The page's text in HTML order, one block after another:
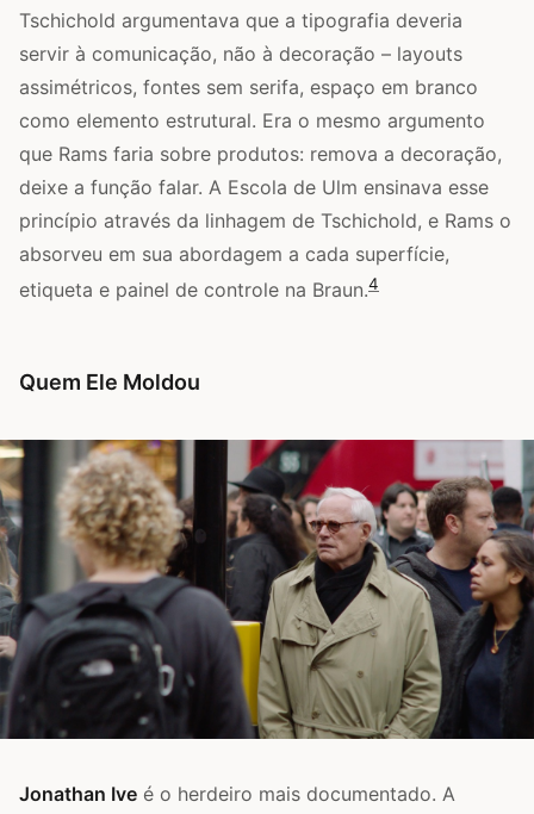
Tschichold argumentava que a tipografia deveria
servir à comunicação, não à decoração – layouts
assimétricos, fontes sem serifa, espaço em branco
como elemento estrutural. Era o mesmo argumento
que Rams faria sobre produtos: remova a decoração,
deixe a função falar. A Escola de Ulm ensinava esse
princípio através da linhagem de Tschichold, e Rams o
absorveu em sua abordagem a cada superfície,
etiqueta e painel de controle na Braun.4
Quem Ele Moldou
Jonathan Ive é o herdeiro mais documentado. A